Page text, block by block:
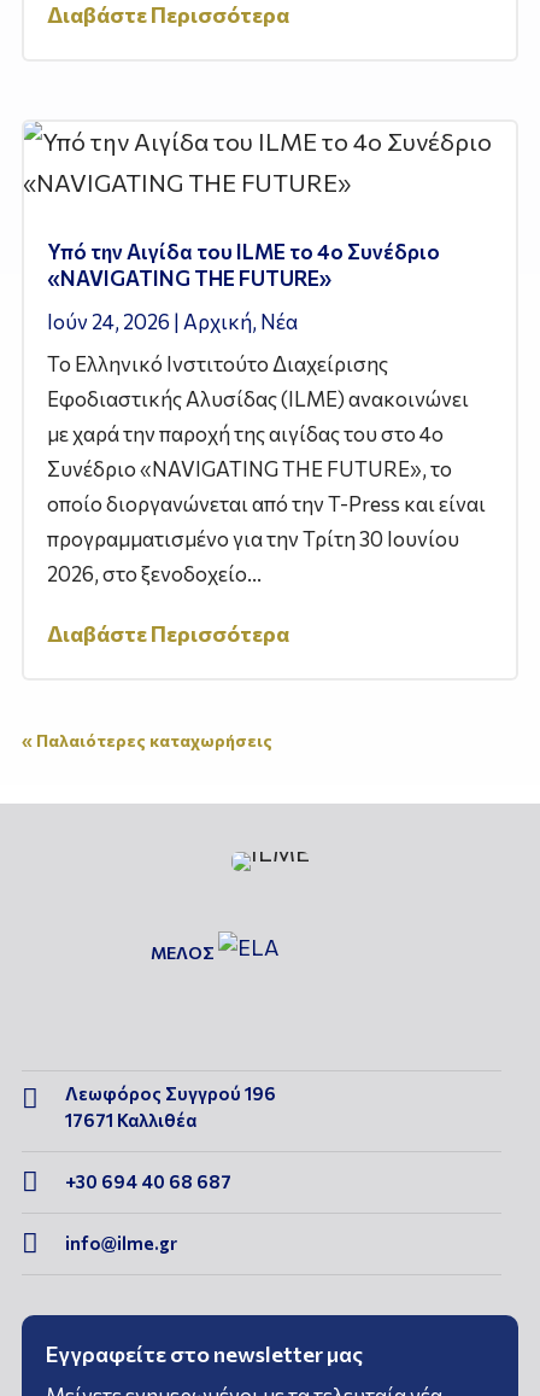
Διαβάστε Περισσότερα
Υπό την Αιγίδα του ILME το 4ο Συνέδριο
«NAVIGATING THE FUTURE»
Ιούν 24, 2026 | Αρχική, Νέα
Το Ελληνικό Ινστιτούτο Διαχείρισης
Εφοδιαστικής Αλυσίδας (ILME) ανακοινώνει
με χαρά την παροχή της αιγίδας του στο 4ο
Συνέδριο «NAVIGATING THE FUTURE», το
οποίο διοργανώνεται από την T-Press και είναι
προγραμματισμένο για την Τρίτη 30 Ιουνίου
2026, στο ξενοδοχείο...
Διαβάστε Περισσότερα
« Παλαιότερες καταχωρήσεις
ΜΕΛΟΣ

Λεωφόρος Συγγρού 196
17671 Καλλιθέα
 +30 694 40 68 687
 info@ilme.gr
Εγγραφείτε στο newsletter μας